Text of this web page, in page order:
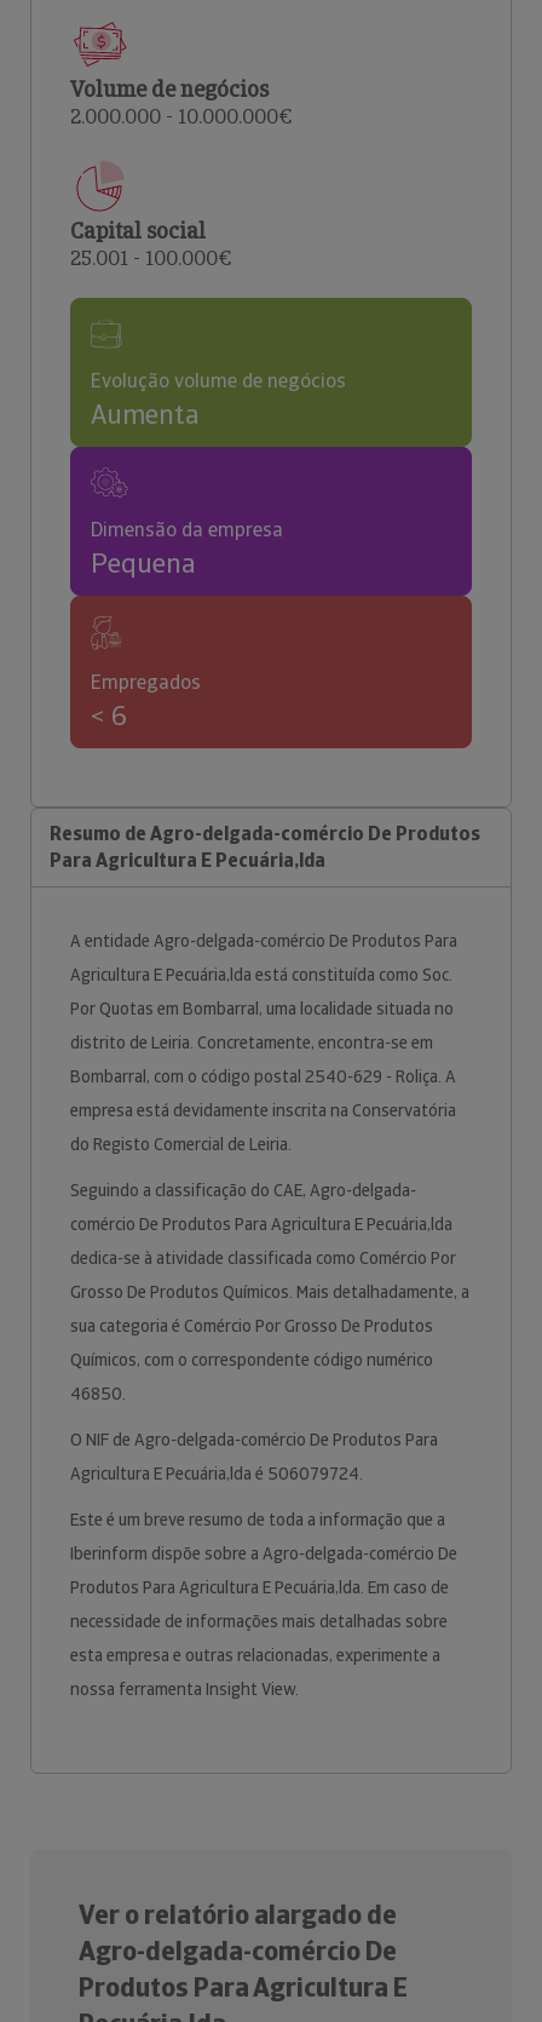
Volume de negócios
2.000.000 - 10.000.000€
Capital social
25.001 - 100.000€
Evolução volume de negócios
Aumenta
Dimensão da empresa
Pequena
Empregados
< 6
Resumo de Agro-delgada-comércio De Produtos
Para Agricultura E Pecuária,lda
A entidade Agro-delgada-comércio De Produtos Para
Agricultura E Pecuária,lda está constituída como Soc.
Por Quotas em Bombarral, uma localidade situada no
distrito de Leiria. Concretamente, encontra-se em
Bombarral, com o código postal 2540-629 - Roliça. A
empresa está devidamente inscrita na Conservatória
do Registo Comercial de Leiria.
Seguindo a classificação do CAE, Agro-delgada-
comércio De Produtos Para Agricultura E Pecuária,lda
dedica-se à atividade classificada como Comércio Por
Grosso De Produtos Químicos. Mais detalhadamente, a
sua categoria é Comércio Por Grosso De Produtos
Químicos, com o correspondente código numérico
46850.
O NIF de Agro-delgada-comércio De Produtos Para
Agricultura E Pecuária,lda é 506079724.
Este é um breve resumo de toda a informação que a
Iberinform dispõe sobre a Agro-delgada-comércio De
Produtos Para Agricultura E Pecuária,lda. Em caso de
necessidade de informações mais detalhadas sobre
esta empresa e outras relacionadas, experimente a
nossa ferramenta Insight View.
Ver o relatório alargado de
Agro-delgada-comércio De
Produtos Para Agricultura E